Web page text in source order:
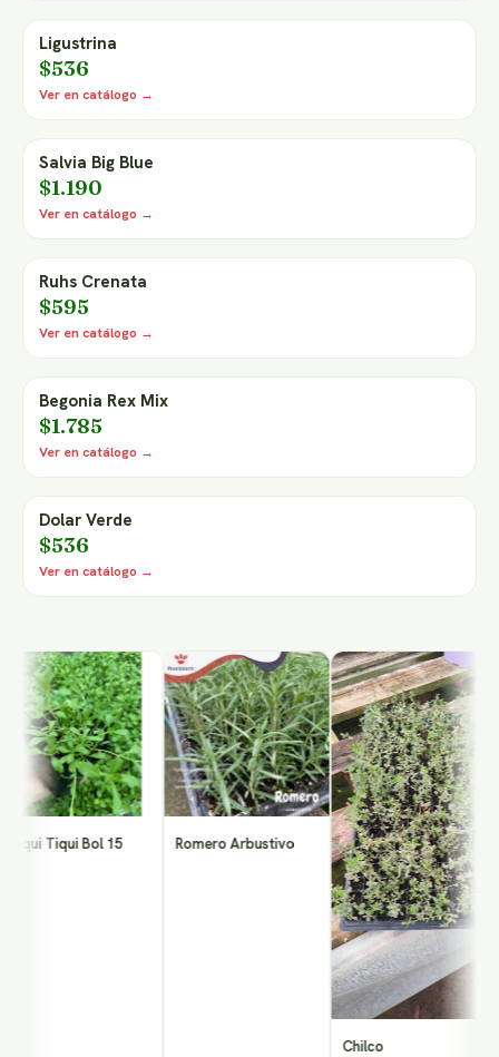
Ligustrina
$536
Ver en catálogo →
Salvia Big Blue
$1.190
Ver en catálogo →
Ruhs Crenata
$595
Ver en catálogo →
Begonia Rex Mix
$1.785
Ver en catálogo →
Dolar Verde
$536
Ver en catálogo →
Tiqui Bol 15 Romero Arbustivo
Chilco